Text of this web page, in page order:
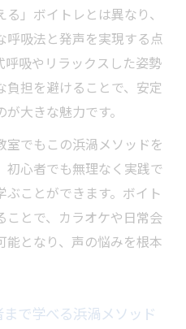
」ボイトレとは異なり、
呼吸法と発声を実現する点
呼吸やリラックスした姿勢
負担を避けることで、安定
大きな魅力です。
室でもこの浜渦メソッドを
初心者でも無理なく実践で
ぶことができます。ボイト
ことで、カラオケや日常会
能となり、声の悩みを根本
で学べる浜渦メソッド